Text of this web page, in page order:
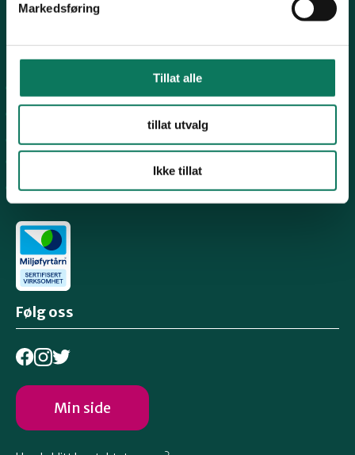
Markedsføring
Tillat alle
tillat utvalg
Ikke tillat
Snarveier
Personvern
Engasjer deg
Følg oss
Min side